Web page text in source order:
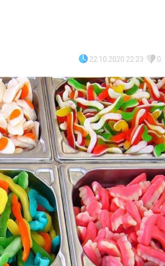
22.10.2020 22:23 0